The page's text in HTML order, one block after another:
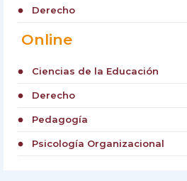
circle Derecho
Online
circle Ciencias de la Educación
circle Derecho
circle Pedagogía
circle Psicología Organizacional